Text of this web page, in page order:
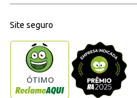
Site seguro